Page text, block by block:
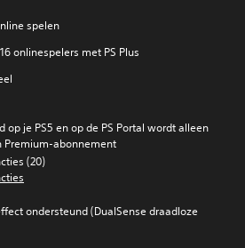
spelen
onlinespelers met PS Plus
op je PS5 en op de PS Portal wordt alleen
Premium-abonnement
(20)
ondersteund (DualSense draadloze